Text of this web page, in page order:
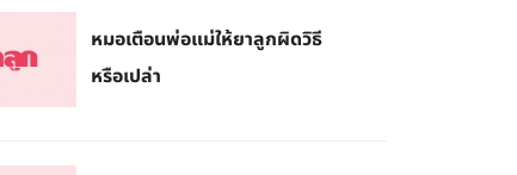
หมอเตือนพ่อแม่ให้ยาลูกผิดวิธี
หรือเปล่า